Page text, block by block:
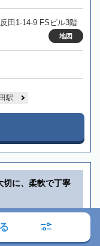
田1-14-9 FSビル3階
地図
駅
切に、柔軟で丁寧